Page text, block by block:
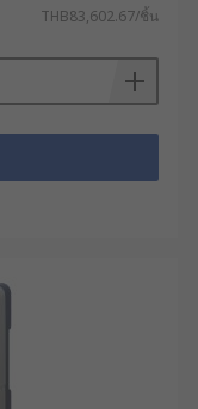
THB83,602.67/ชิ้น